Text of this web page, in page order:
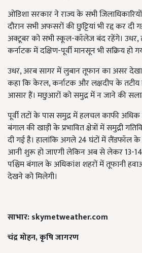
ओडिशा सरकार ने राज्य के सभी
दौरान सभी अफसरों की छुट्टियां भी रद्द कर दी
अक्टूबर को सभी स्कूल-कॉलेज बंद रहेंगे।
कर्नाटक में दक्षिण-पूर्वी मानसून भी सक्रिय हो
उधर, अरब सागर में लुबान तूफान का असर देखा
कहा कि केरल, कर्नाटक और लक्षदीप के तटीय
आसार हैं। मछुआरों को समुद्र में न जाने की
पूर्वी तटों के पास समुद्र में हलचल काफी
बंगाल की खाड़ी के प्रभावित क्षेत्रों में समुद्री
दी गई है। हालांकि अगले 24 घंटों में लैंडफॉल
आनी शुरू हो जाएगी लेकिन अब से लेकर 13-
पश्चिम बंगाल के अधिकांश शहरों में तूफानी
देखने को मिलेगी।
साभार: skymetweather.com
चंद्र मोहन, कृषि जागरण